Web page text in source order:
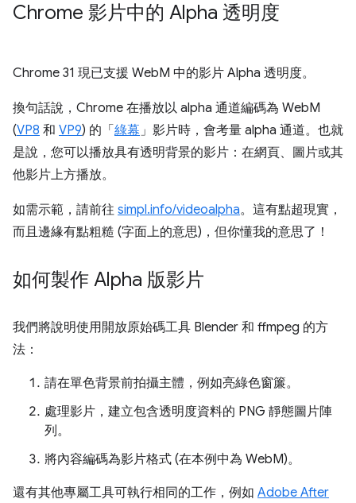
Chrome 影片中的 Alpha 透明度
Chrome 31 現已支援 WebM 中的影片 Alpha 透明度。
換句話說，Chrome 在播放以 alpha 通道編碼為 WebM
(VP8 和 VP9) 的「 綠幕」影片時，會考量 alpha 通道。也就
是說，您可以播放具有透明背景的影片：在網頁、圖片或其
他影片上方播放。
如需示範，請前往 simpl.info/videoalpha。這有點超現實，
而且邊緣有點粗糙 (字面上的意思)，但你懂我的意思了！
如何製作 Alpha 版影片
我們將說明使用開放原始碼工具 Blender 和 ffmpeg 的方
法：
請在單色背景前拍攝主體，例如亮綠色窗簾。
處理影片，建立包含透明度資料的 PNG 靜態圖片陣
列。
將內容編碼為影片格式 (在本例中為 WebM)。
還有其他專屬工具可執行相同的工作，例如 Adobe After